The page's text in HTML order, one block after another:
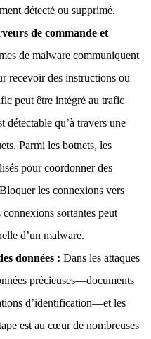
détecté ou supprimé.
de commande et
de malware communiquent
recevoir des instructions ou
peut être intégré au trafic
qu’à travers une
Parmi les botnets, les
pour coordonner des
les connexions vers
sortantes peut
d’un malware.
données : Dans les attaques
précieuses—documents
d’identification—et les
est au cœur de nombreuses